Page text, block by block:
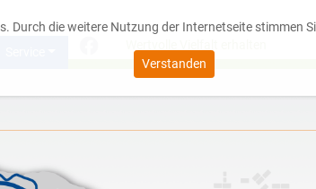
Durch die weitere Nutzung der Internetseite stimmen
Verstanden